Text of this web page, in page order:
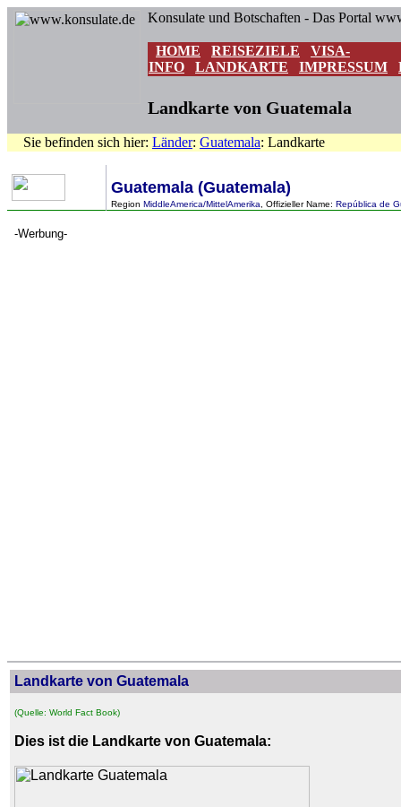
Konsulate und Botschaften - Das Portal
HOME REISEZIELE
VISA-
INFO
LANDKARTE IMPRESSUM
Landkarte von Guatemala
Sie befinden sich hier: Länder: Guatemala: Landkarte
Guatemala (Guatemala)
Region MiddleAmerica/MittelAmerika , Offizieller Name: República de
-Werbung-
Landkarte von Guatemala
(Quelle: World Fact Book)
Dies ist die Landkarte von Guatemala: